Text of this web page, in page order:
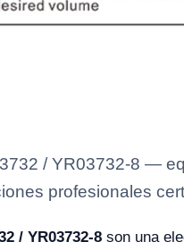
/ YR03732-8 —
profesionales
/ YR03732-8 son una